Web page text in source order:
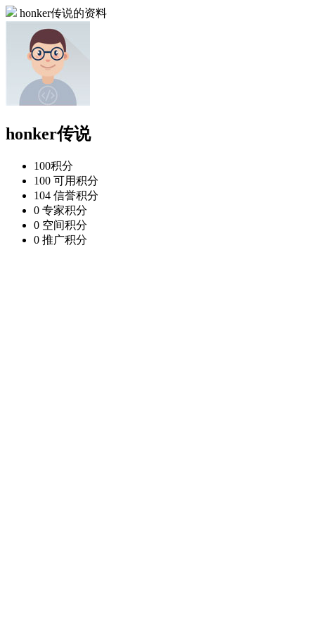
honker传说的资料
honker传说
100积分
100 可用积分
104 信誉积分
0 专家积分
0 空间积分
0 推广积分